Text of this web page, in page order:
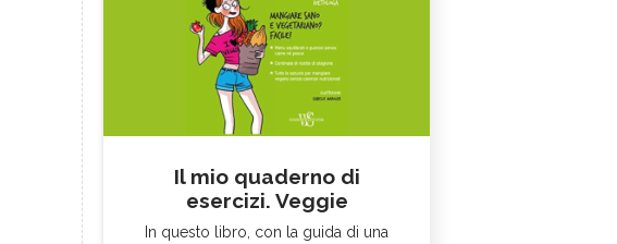
Il mio quaderno di
esercizi. Veggie
In questo libro, con la guida di una